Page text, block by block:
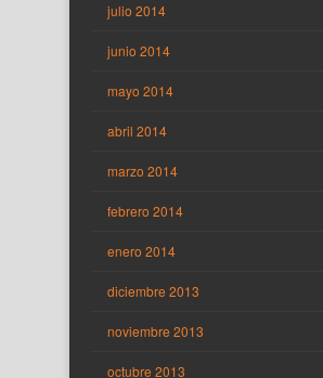
julio 2014
junio 2014
mayo 2014
abril 2014
marzo 2014
febrero 2014
enero 2014
diciembre 2013
noviembre 2013
octubre 2013